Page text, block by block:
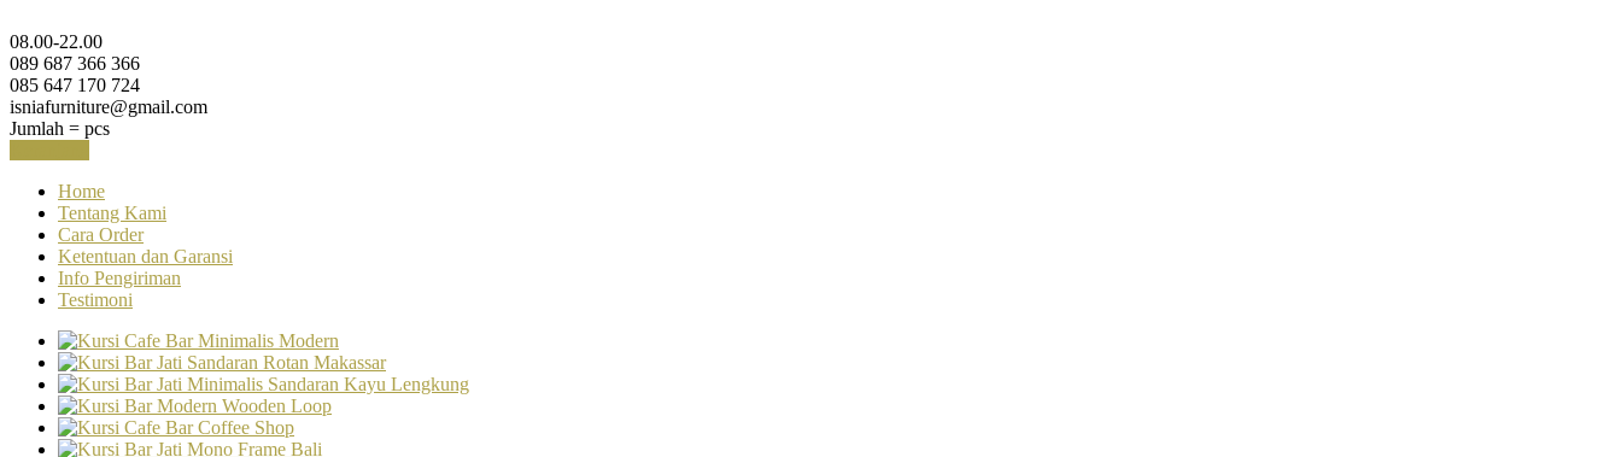
08.00-22.00
089 687 366 366
085 647 170 724
isniafurniture@gmail.com
Jumlah = pcs
Home
Tentang Kami
Cara Order
Ketentuan dan Garansi
Info Pengiriman
Testimoni